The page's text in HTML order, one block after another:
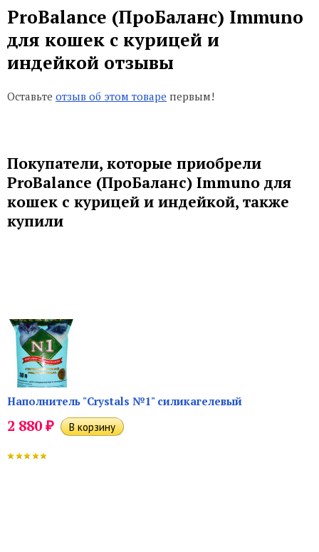
ProBalance (ПроБаланс) Immuno
для кошек с курицей и
индейкой отзывы
Оставьте отзыв об этом товаре первым!
Покупатели, которые приобрели
ProBalance (ПроБаланс) Immuno для
кошек с курицей и индейкой, также
купили
Наполнитель "Crystals №1" силикагелевый
2 880₽